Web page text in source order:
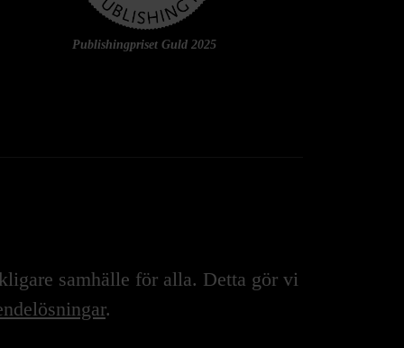
Publishingpriset Guld 2025
samhälle för alla. Detta gör vi
.